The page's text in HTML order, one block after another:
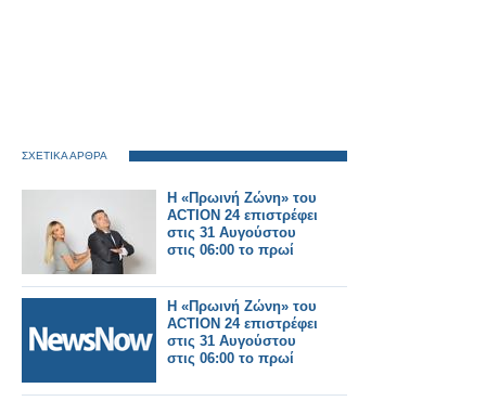
ΣΧΕΤΙΚΑ ΑΡΘΡΑ
Η «Πρωινή Ζώνη» του
ACTION 24 επιστρέφει
στις 31 Αυγούστου
στις 06:00 το πρωί
Η «Πρωινή Ζώνη» του
ACTION 24 επιστρέφει
στις 31 Αυγούστου
στις 06:00 το πρωί